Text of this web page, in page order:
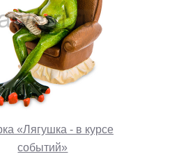
«Лягушка - в курсе
событий»